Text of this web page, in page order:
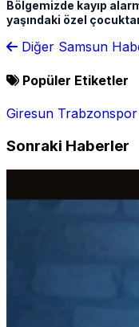
Bölgemizde kayıp
yaşındaki özel
Diğer Samsun
Popüler Etiketler
Giresun Trabzonspor
Sonraki Haberler